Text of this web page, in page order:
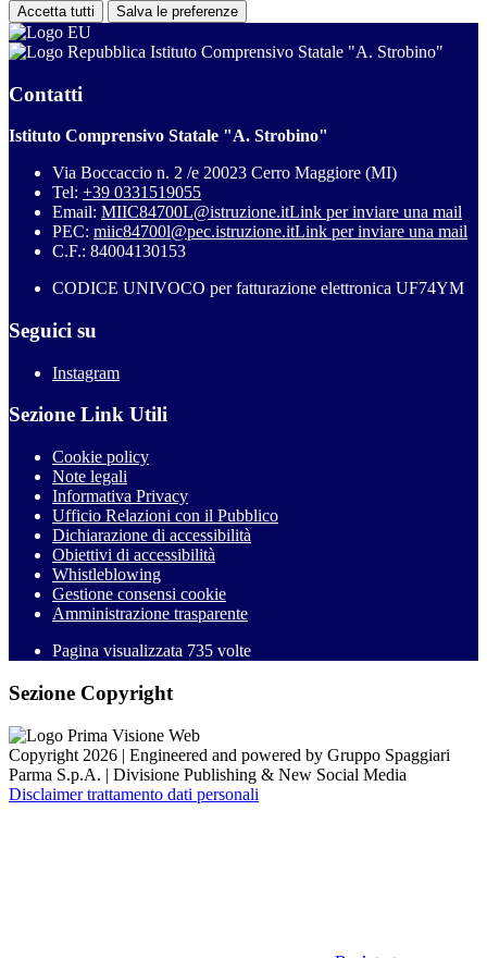
Accetta tutti Salva le preferenze
Istituto Comprensivo Statale "A. Strobino"
Contatti
Istituto Comprensivo Statale "A. Strobino"
Via Boccaccio n. 2 /e 20023 Cerro Maggiore (MI)
Tel: +39 0331519055
Email: MIIC84700L@istruzione.itLink per inviare una mail
PEC: miic84700l@pec.istruzione.itLink per inviare una mail
C.F.: 84004130153
CODICE UNIVOCO per fatturazione elettronica UF74YM
Seguici su
Instagram
Sezione Link Utili
Cookie policy
Note legali
Informativa Privacy
Ufficio Relazioni con il Pubblico
Dichiarazione di accessibilità
Obiettivi di accessibilità
Whistleblowing
Gestione consensi cookie
Amministrazione trasparente
Pagina visualizzata 735 volte
Sezione Copyright
Copyright 2026 | Engineered and powered by Gruppo Spaggiari
Parma S.p.A. | Divisione Publishing & New Social Media
Disclaimer trattamento dati personali